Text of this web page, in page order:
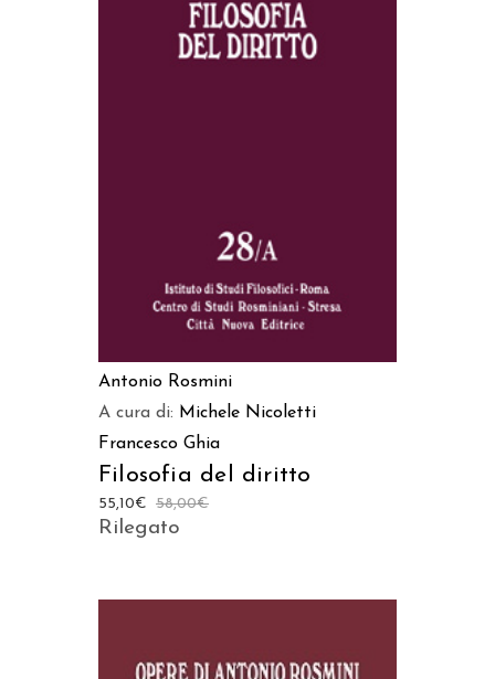
Antonio Rosmini
A cura di: Michele Nicoletti
Francesco Ghia
Filosofia del diritto
58,00€
55,10€
Rilegato